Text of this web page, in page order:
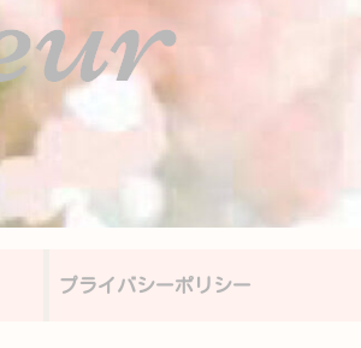
プライバシーポリシー